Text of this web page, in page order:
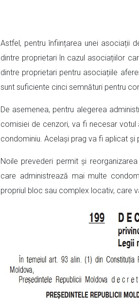
Astfel, pentru înființarea unei asociații
dintre proprietari în cazul asociațiilor
dintre proprietari pentru asociațiile
sunt suficiente cinci semnături pentru
De asemenea, pentru alegerea
comisiei de cenzori, va fi necesar
condominiu. Același prag va fi aplicat și
Noile prevederi permit și
care administrează mai multe
propriul bloc sau complex locativ, care